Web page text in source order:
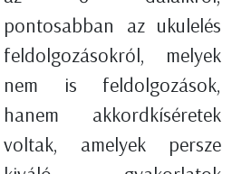
pontosabban az ukulelés
feldolgozásokról, melyek
nem is feldolgozások,
hanem akkordkíséretek
voltak, amelyek persze